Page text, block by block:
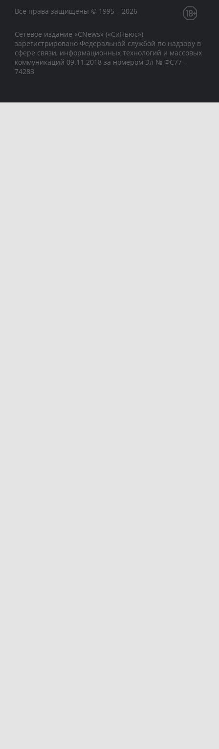
Все права защищены © 1995 – 2026
Сетевое издание «CNews» («СиНьюс»)
зарегистрировано Федеральной службой по надзору в
сфере связи, информационных технологий и массовых
коммуникаций 09.11.2018 за номером Эл № ФС77 –
74283